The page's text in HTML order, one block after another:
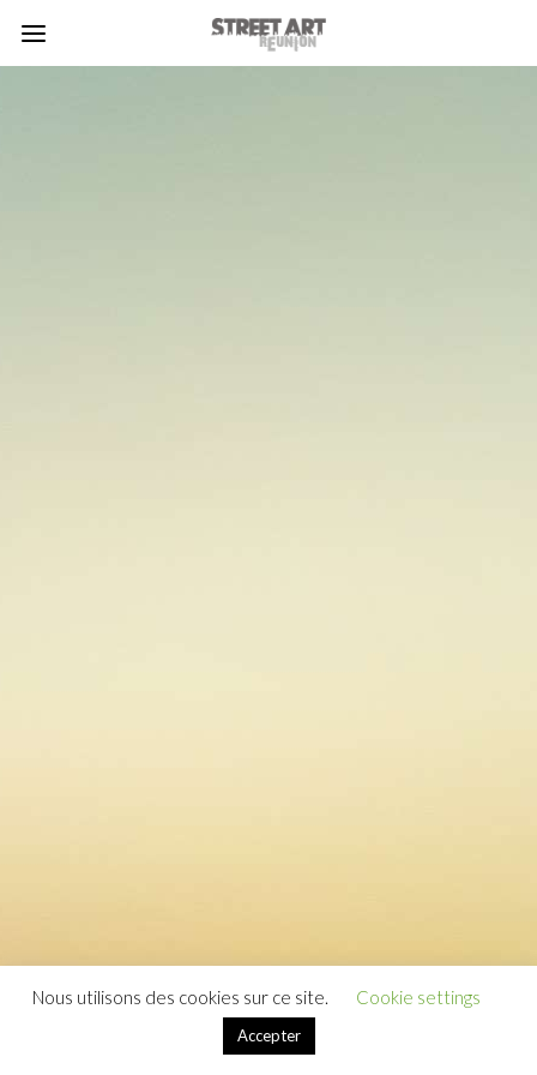
Nous utilisons des cookies sur ce site. Cookie settings
Accepter